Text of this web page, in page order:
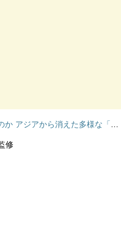
消えた多様な「人類」たち ブルーバックス
修